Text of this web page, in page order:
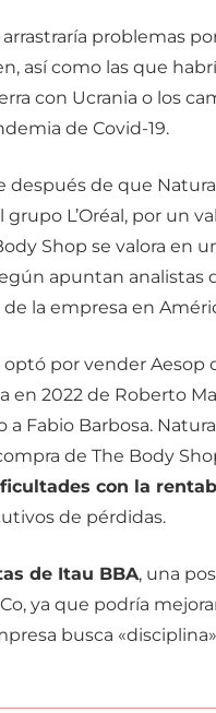
problemas
así como las que
con Ucrania o los
de Covid-19.
después de que
grupo L’Oréal, por un
Shop se valora en
apuntan analistas
la empresa en
optó por vender Aesop
en 2022 de Roberto
a Fabio Barbosa.
de The Body
con la
de pérdidas.
de Itau BBA, una
ya que podría
busca